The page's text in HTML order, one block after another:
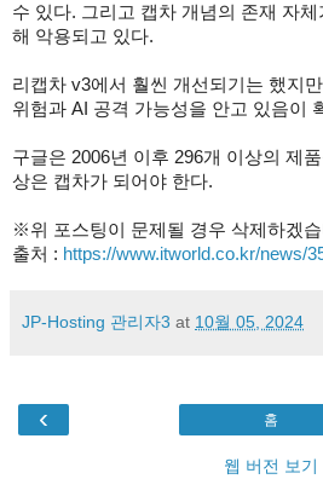
수 있다. 그리고 캡차 개념의 존재 자
해 악용되고 있다.
리캡차 v3에서 훨씬 개선되기는 했지
위험과 AI 공격 가능성을 안고 있음이
구글은 2006년 이후 296개 이상의 제
상은 캡차가 되어야 한다.
※위 포스팅이 문제될 경우 삭제하겠
출처 : https://www.itworld.co.kr/news/
JP-Hosting 관리자3 at 10월 05, 2024
‹ 홈
웹 버전 보기